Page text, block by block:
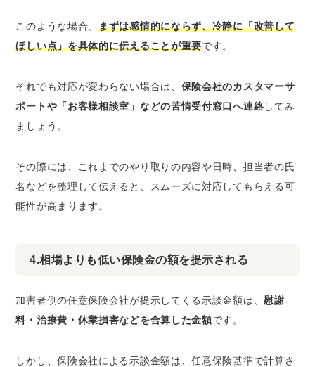
このような場合、まずは感情的にならず、冷静に「改善して
ほしい点」を具体的に伝えることが重要です。
それでも対応が変わらない場合は、 保険会社のカスタマーサ
ポートや「お客様相談室」などの苦情受付窓口へ連絡してみ
ましょう。
その際には、これまでのやり取りの内容や日時、担当者の氏
名などを整理して伝えると、スムーズに対応してもらえる可
能性が高まります。
4.相場よりも低い保険金の額を提示される
加害者側の任意保険会社が提示してくる示談金額は、慰謝
料・治療費・休業損害などを合算した金額です。
しかし、保険会社による示談金額は、任意保険基準で計算さ